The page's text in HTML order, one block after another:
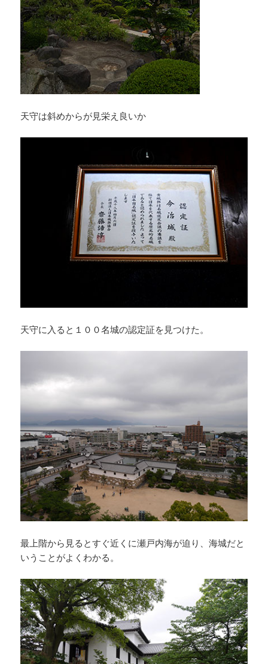
天守は斜めからが見栄え良いか
天守に入ると１００名城の認定証を見つけた。
最上階から見るとすぐ近くに瀬戸内海が迫り、海城だと
いうことがよくわかる。